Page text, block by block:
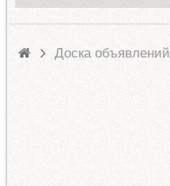
Доска объявлений